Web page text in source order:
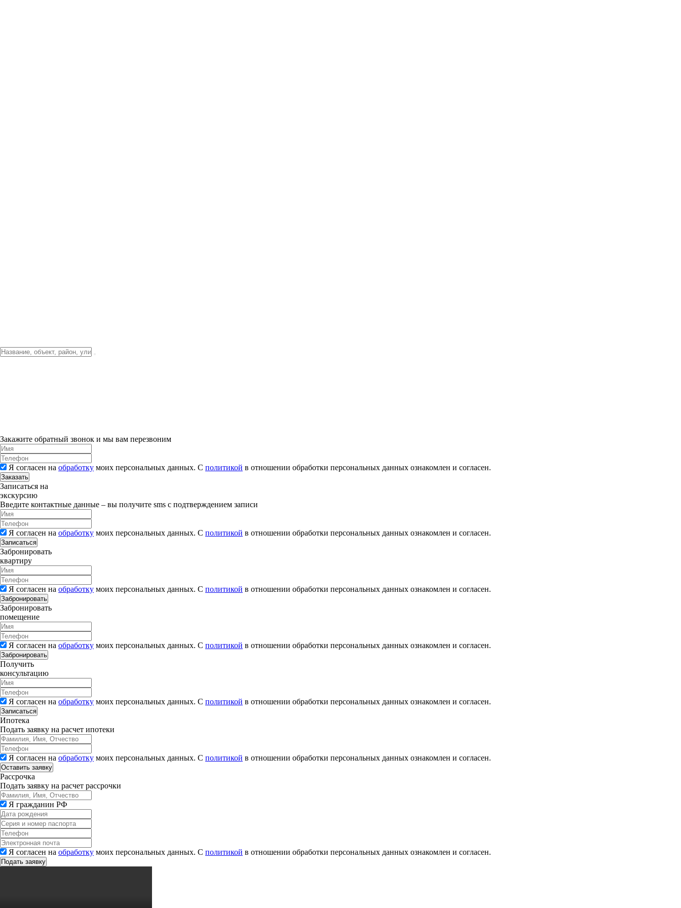
Закажите обратный звонок и мы вам перезвоним
Я согласен на обработку моих персональных данных. С политикой в отношении обработки персональных данных ознакомлен и согласен.
Заказать
Записаться на
экскурсию
Введите контактные данные – вы получите sms с подтверждением записи
Я согласен на обработку моих персональных данных. С политикой в отношении обработки персональных данных ознакомлен и согласен.
Записаться
Забронировать
квартиру
Я согласен на обработку моих персональных данных. С политикой в отношении обработки персональных данных ознакомлен и согласен.
Забронировать
Забронировать
помещение
Я согласен на обработку моих персональных данных. С политикой в отношении обработки персональных данных ознакомлен и согласен.
Забронировать
Получить
консультацию
Я согласен на обработку моих персональных данных. С политикой в отношении обработки персональных данных ознакомлен и согласен.
Записаться
Ипотека
Подать заявку на расчет ипотеки
Я согласен на обработку моих персональных данных. С политикой в отношении обработки персональных данных ознакомлен и согласен.
Рассрочка
Подать заявку на расчет рассрочки
Я гражданин РФ
Я согласен на обработку моих персональных данных. С политикой в отношении обработки персональных данных ознакомлен и согласен.